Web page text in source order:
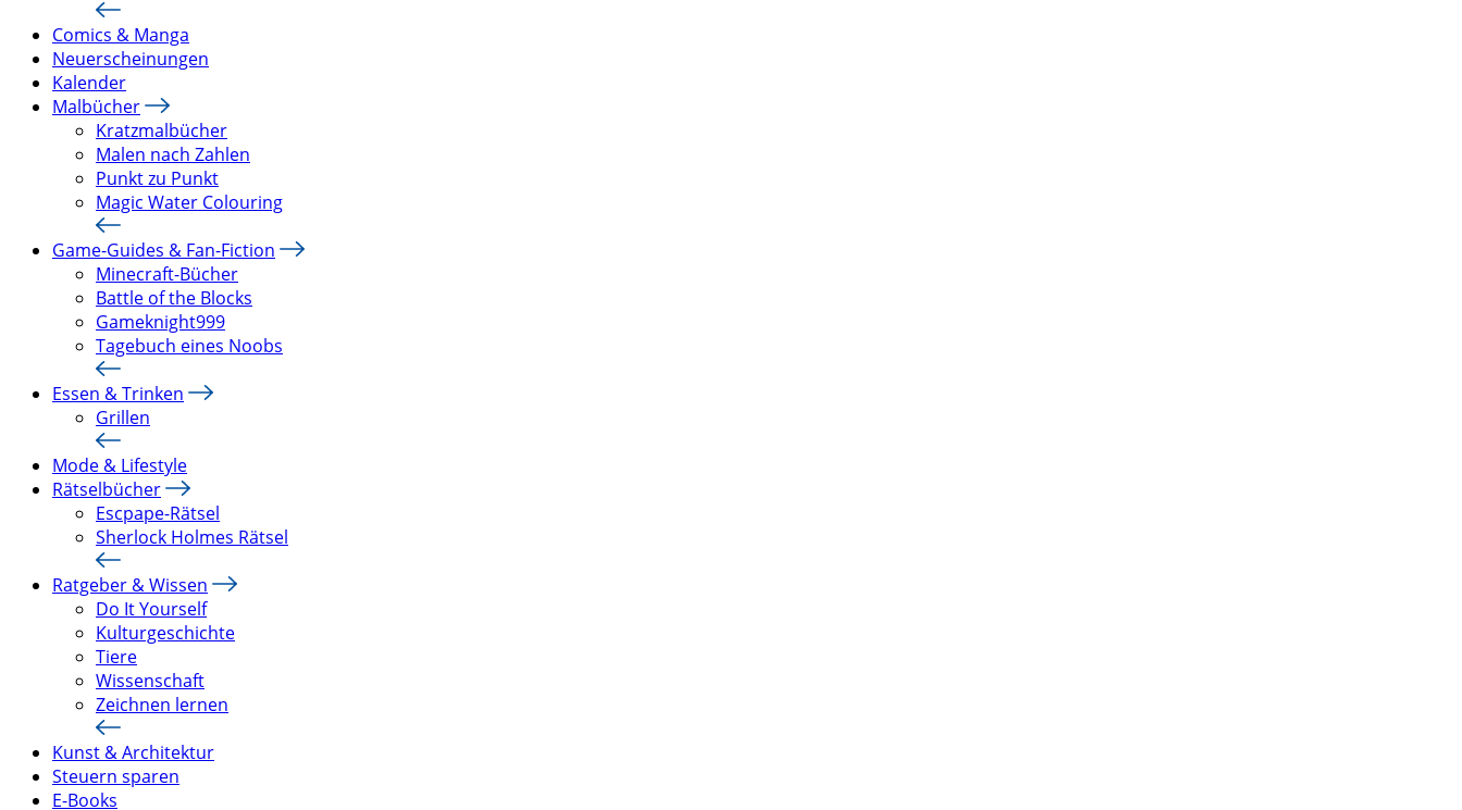
Comics & Manga
Neuerscheinungen
Kalender
Malbücher
Kratzmalbücher
Malen nach Zahlen
Punkt zu Punkt
Magic Water Colouring
Game-Guides & Fan-Fiction
Minecraft-Bücher
Battle of the Blocks
Gameknight999
Tagebuch eines Noobs
Essen & Trinken
Grillen
Mode & Lifestyle
Rätselbücher
Escpape-Rätsel
Sherlock Holmes Rätsel
Ratgeber & Wissen
Do It Yourself
Kulturgeschichte
Tiere
Wissenschaft
Zeichnen lernen
Kunst & Architektur
Steuern sparen
E-Books